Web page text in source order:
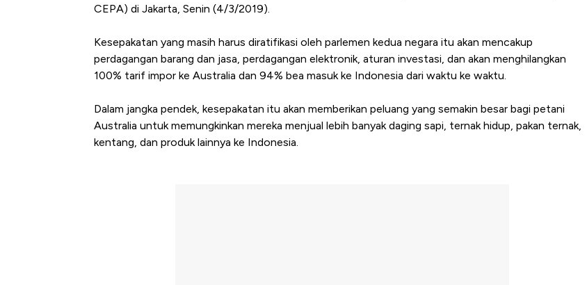
CEPA) di Jakarta, Senin (4/3/2019).
Kesepakatan yang masih harus diratifikasi oleh parlemen kedua negara itu akan mencakup
perdagangan barang dan jasa, perdagangan elektronik, aturan investasi, dan akan menghilangkan
100% tarif impor ke Australia dan 94% bea masuk ke Indonesia dari waktu ke waktu.
Dalam jangka pendek, kesepakatan itu akan memberikan peluang yang semakin besar bagi petani
Australia untuk memungkinkan mereka menjual lebih banyak daging sapi, ternak hidup, pakan ternak,
kentang, dan produk lainnya ke Indonesia.